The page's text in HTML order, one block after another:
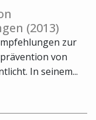
(2013)
zur
von
In seinem...